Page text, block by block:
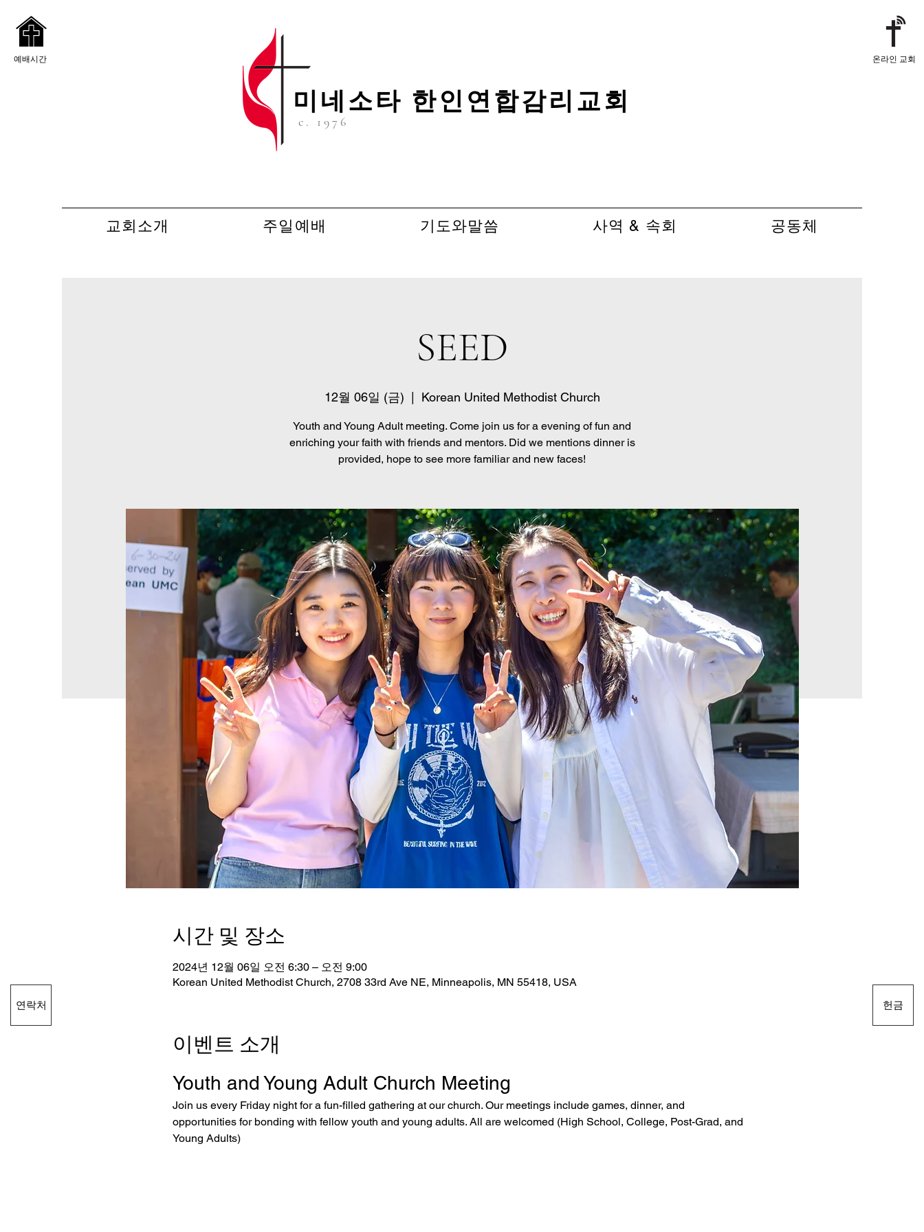
예배시간 온라인 교회
미네소타 한인연합감리교회
c. 1976
교회소개 주일예배 기도와말씀 사역 & 속회 공동체
헌금
연락처
SEED
12월 06일 (금) Korean United Methodist Church
Youth and Young Adult meeting. Come join us for a evening of fun and
enriching your faith with friends and mentors. Did we mentions dinner is
provided, hope to see more familiar and new faces!
시간 및 장소
2024년 12월 06일 오전 6:30 – 오전 9:00
Korean United Methodist Church, 2708 33rd Ave NE, Minneapolis, MN 55418, USA
이벤트 소개
Youth and Young Adult Church Meeting
Join us every Friday night for a fun-filled gathering at our church. Our meetings include games, dinner, and
opportunities for bonding with fellow youth and young adults. All are welcomed (High School, College, Post-Grad, and
Young Adults)